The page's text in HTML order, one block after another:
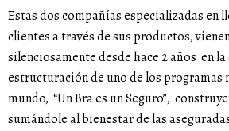
Estas dos compañías especializadas en
clientes a través de sus productos,
silenciosamente desde hace 2 años en
estructuración de uno de los programas
mundo, “Un Bra es un Seguro”,
sumándole al bienestar de las